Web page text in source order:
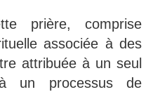
prière, comprise
associée à des
attribuée à un seul
un processus de